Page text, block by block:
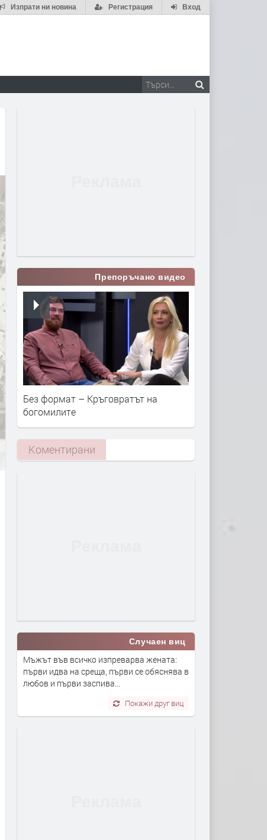
Вход
Регистрация
Изпрати ни новина
Препоръчано видео
Без формат – Кръговратът на
богомилите
Коментирани
Случаен виц
Мъжът във всичко изпреварва жената:
първи идва на среща, първи се обяснява в
любов и първи заспива...
Покажи друг виц